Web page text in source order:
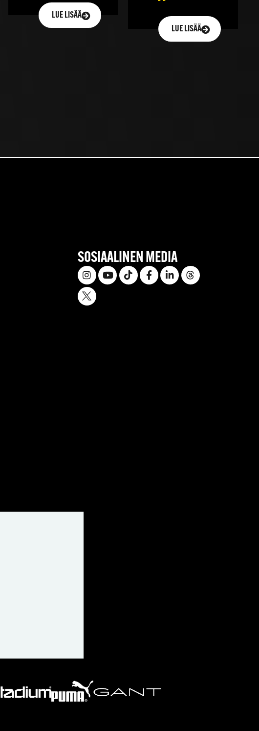
LUE LISÄÄ
LUE LISÄÄ
SOSIAALINEN MEDIA